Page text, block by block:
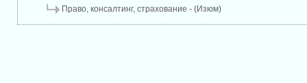
Право, консалтинг, страхование - (Изюм)